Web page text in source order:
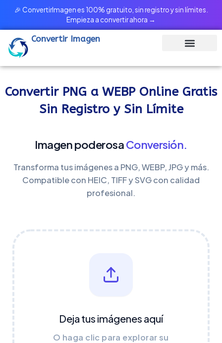
contenido
🎉 ConvertirImagen es 100% gratuito, sin registro y sin límites.
Empieza a convertir ahora →
Convertir Imagen
Convertir PNG a WEBP Online Gratis
Sin Registro y Sin Límite
Imagen poderosaConversión.
Transforma tus imágenes a PNG, WEBP, JPG y más.
Compatible con HEIC, TIFF y SVG con calidad
profesional.
Deja tus imágenes aquí
O haga clic para explorar su